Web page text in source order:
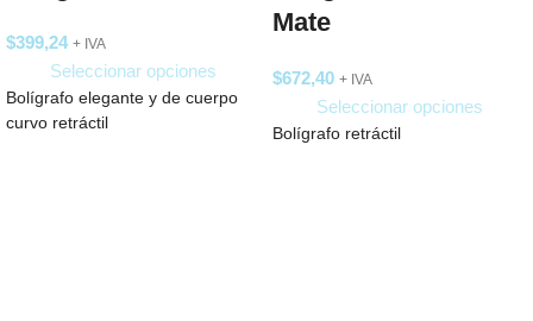
$399,24 + IVA
Seleccionar opciones
Bolígrafo elegante y de cuerpo
curvo retráctil
Mate
$672,40 + IVA
Seleccionar opciones
Bolígrafo retráctil